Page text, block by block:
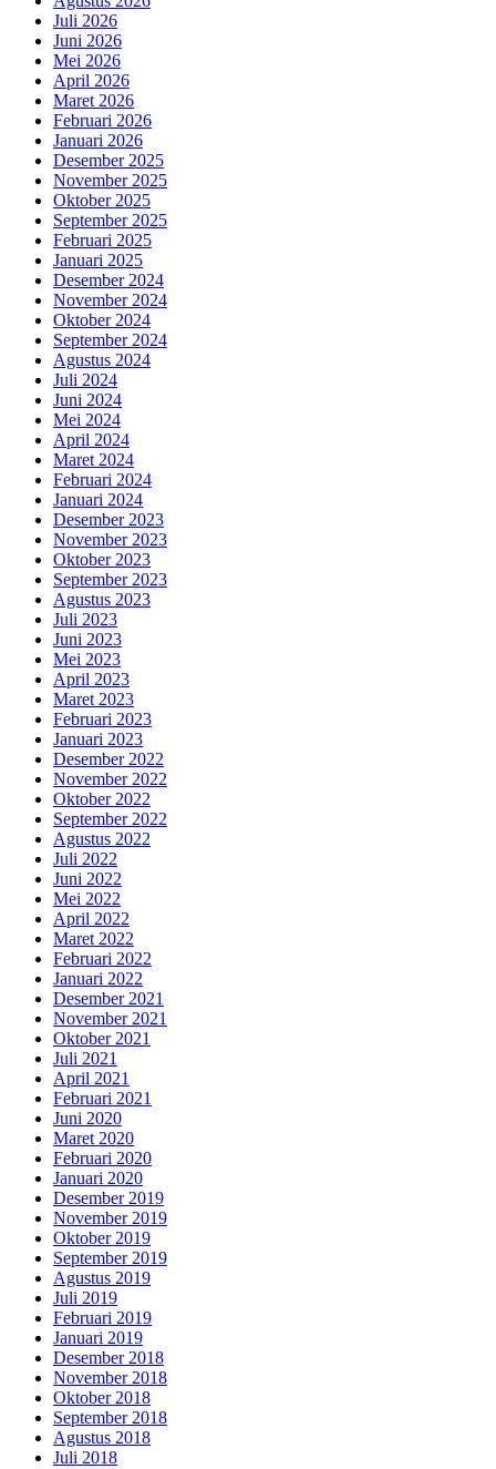
Juli 2026
Juni 2026
Mei 2026
April 2026
Maret 2026
Februari 2026
Januari 2026
Desember 2025
November 2025
Oktober 2025
September 2025
Februari 2025
Januari 2025
Desember 2024
November 2024
Oktober 2024
September 2024
Agustus 2024
Juli 2024
Juni 2024
Mei 2024
April 2024
Maret 2024
Februari 2024
Januari 2024
Desember 2023
November 2023
Oktober 2023
September 2023
Agustus 2023
Juli 2023
Juni 2023
Mei 2023
April 2023
Maret 2023
Februari 2023
Januari 2023
Desember 2022
November 2022
Oktober 2022
September 2022
Agustus 2022
Juli 2022
Juni 2022
Mei 2022
April 2022
Maret 2022
Februari 2022
Januari 2022
Desember 2021
November 2021
Oktober 2021
Juli 2021
April 2021
Februari 2021
Juni 2020
Maret 2020
Februari 2020
Januari 2020
Desember 2019
November 2019
Oktober 2019
September 2019
Agustus 2019
Juli 2019
Februari 2019
Januari 2019
Desember 2018
November 2018
Oktober 2018
September 2018
Agustus 2018
Juli 2018